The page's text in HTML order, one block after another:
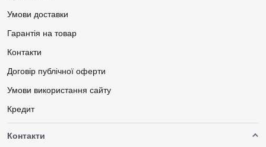
Умови доставки
Гарантія на товар
Контакти
Договір публічної оферти
Умови використання сайту
Кредит
Контакти